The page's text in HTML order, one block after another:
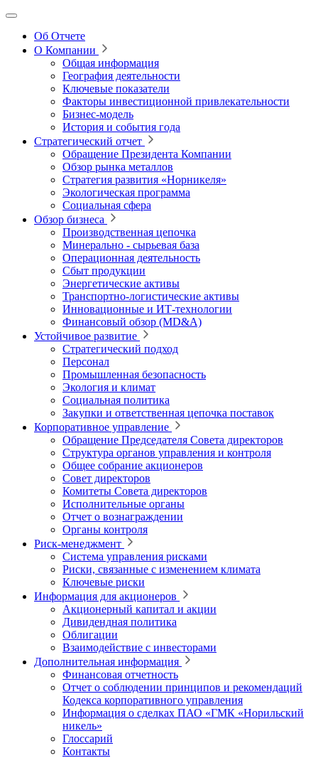
Об Отчете
О Компании
Общая информация
География деятельности
Ключевые показатели
Факторы инвестиционной привлекательности
Бизнес-модель
История и события года
Стратегический отчет
Обращение Президента Компании
Обзор рынка металлов
Стратегия развития «Норникеля»
Экологическая программа
Социальная сфера
Обзор бизнеса
Производственная цепочка
Минерально ‑ сырьевая база
Операционная деятельность
Сбыт продукции
Энергетические активы
Транспортно-логистические активы
Инновационные и ИТ‑технологии
Финансовый обзор (MD&A)
Устойчивое развитие
Стратегический подход
Персонал
Промышленная безопасность
Экология и климат
Социальная политика
Закупки и ответственная цепочка поставок
Корпоративное управление
Обращение Председателя Совета директоров
Структура органов управления и контроля
Общее собрание акционеров
Совет директоров
Комитеты Совета директоров
Исполнительные органы
Отчет о вознаграждении
Органы контроля
Риск-менеджмент
Система управления рисками
Риски, связанные с изменением климата
Ключевые риски
Информация для акционеров
Акционерный капитал и акции
Дивидендная политика
Облигации
Взаимодействие с инвесторами
Дополнительная информация
Финансовая отчетность
Отчет о соблюдении принципов и рекомендаций
Кодекса корпоративного управления
Информация о сделках ПАО «ГМК «Норильский
никель»
Глоссарий
Контакты